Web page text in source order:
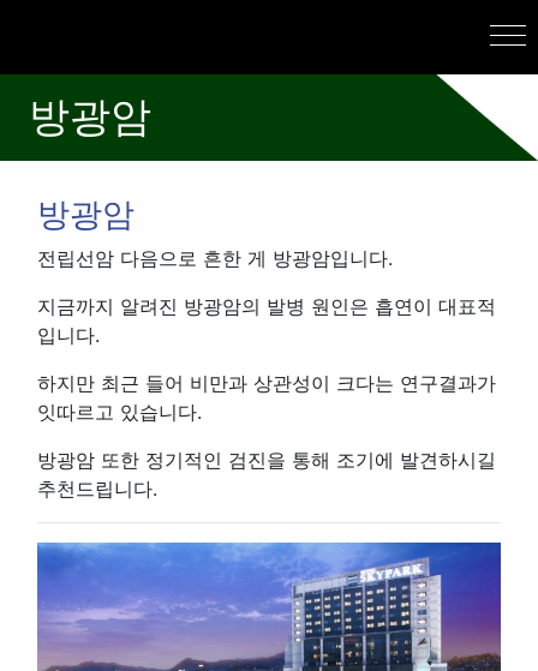
방광암
방광암
전립선암 다음으로 흔한 게 방광암입니다.
지금까지 알려진 방광암의 발병 원인은 흡연이 대표적
입니다.
하지만 최근 들어 비만과 상관성이 크다는 연구결과가
잇따르고 있습니다.
방광암 또한 정기적인 검진을 통해 조기에 발견하시길
추천드립니다.